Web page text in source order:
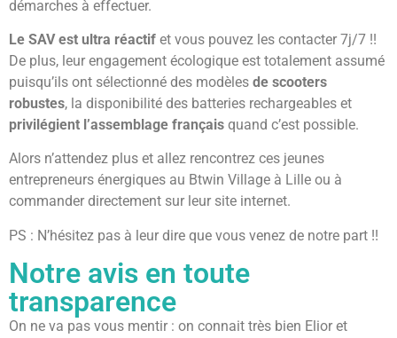
démarches à effectuer.
Le SAV est ultra réactif et vous pouvez les contacter 7j/7 !!
De plus, leur engagement écologique est totalement assumé
puisqu’ils ont sélectionné des modèles de scooters
robustes, la disponibilité des batteries rechargeables et
privilégient l’assemblage français quand c’est possible.
Alors n’attendez plus et allez rencontrez ces jeunes
entrepreneurs énergiques au Btwin Village à Lille ou à
commander directement sur leur site internet.
PS : N’hésitez pas à leur dire que vous venez de notre part !!
Notre avis en toute
transparence
On ne va pas vous mentir : on connait très bien Elior et